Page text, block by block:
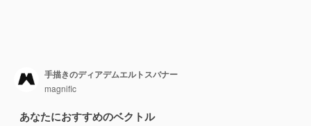
手描きのディアデムエルトスバナー
magnific
あなたにおすすめのベクトル